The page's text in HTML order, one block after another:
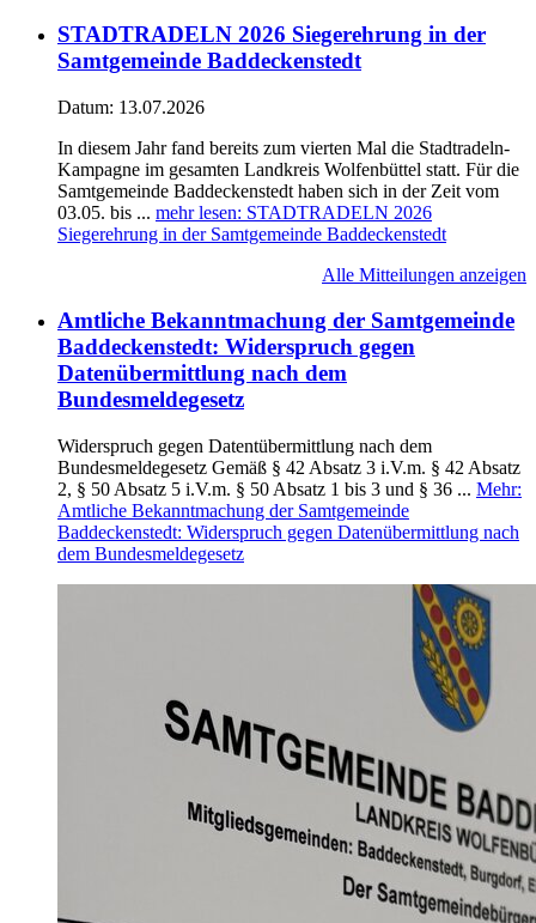
STADTRADELN 2026 Siegerehrung in der
Samtgemeinde Baddeckenstedt
Datum: 13.07.2026
In diesem Jahr fand bereits zum vierten Mal die Stadtradeln-
Kampagne im gesamten Landkreis Wolfenbüttel statt. Für die
Samtgemeinde Baddeckenstedt haben sich in der Zeit vom
03.05. bis ... mehr lesen: STADTRADELN 2026
Siegerehrung in der Samtgemeinde Baddeckenstedt
Alle Mitteilungen anzeigen
Amtliche Bekanntmachung der Samtgemeinde
Baddeckenstedt: Widerspruch gegen
Datenübermittlung nach dem
Bundesmeldegesetz
Widerspruch gegen Datentübermittlung nach dem
Bundesmeldegesetz Gemäß § 42 Absatz 3 i.V.m. § 42 Absatz
2, § 50 Absatz 5 i.V.m. § 50 Absatz 1 bis 3 und § 36 ... Mehr:
Amtliche Bekanntmachung der Samtgemeinde
Baddeckenstedt: Widerspruch gegen Datenübermittlung nach
dem Bundesmeldegesetz